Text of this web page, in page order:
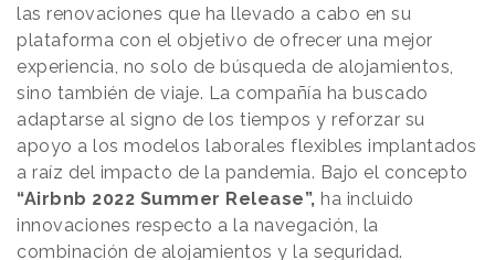
las renovaciones que ha llevado a cabo en su
plataforma con el objetivo de ofrecer una mejor
experiencia, no solo de búsqueda de alojamientos,
sino también de viaje. La compañía ha buscado
adaptarse al signo de los tiempos y reforzar su
apoyo a los modelos laborales flexibles implantados
a raíz del impacto de la pandemia. Bajo el concepto
“Airbnb 2022 Summer Release”, ha incluido
innovaciones respecto a la navegación, la
combinación de alojamientos y la seguridad.